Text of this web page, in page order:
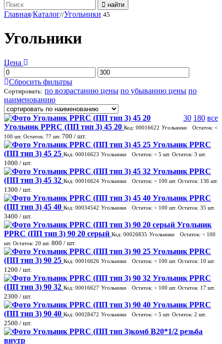
найти
Главная/Каталог//Угольники 45
Угольники
Цена
Сбросить фильтры
Сортировать: по возрастанию цены по убыванию цены по
наименованию
30 180 все
Угольник PPRC (ПП тип 3) 45 20 Код: 00016622 Угольники Остаток: <
100 шт. Остаток: 77 шт. 700 / шт.
Угольник PPRC
(ПП тип 3) 45 25 Код: 00016623 Угольники Остаток: < 5 шт. Остаток: 3 шт.
1000 / шт.
Угольник PPRC
(ПП тип 3) 45 32 Код: 00016624 Угольники Остаток: > 100 шт. Остаток: 136 шт.
1300 / шт.
Угольник PPRC
(ПП тип 3) 45 40 Код: 00034542 Угольники Остаток: < 100 шт. Остаток: 35 шт.
3400 / шт.
Угольник
PPRC (ПП тип 3) 90 20 серый Код: 00026835 Угольники Остаток: < 100
шт. Остаток: 20 шт. 800 / шт.
Угольник PPRC
(ПП тип 3) 90 25 Код: 00016626 Угольники Остаток: < 100 шт. Остаток: 10 шт.
1200 / шт.
Угольник PPRC
(ПП тип 3) 90 32 Код: 00016627 Угольники Остаток: < 100 шт. Остаток: 17 шт.
2300 / шт.
Угольник PPRC
(ПП тип 3) 90 40 Код: 00028472 Угольники Остаток: < 5 шт. Остаток: 2 шт.
2500 / шт.